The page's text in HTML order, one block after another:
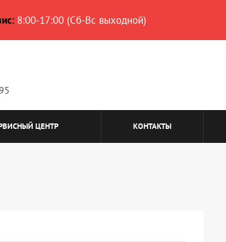
8:00-17:00 (Сб-Вс выходной)
ЦЕНТР КОНТАКТЫ